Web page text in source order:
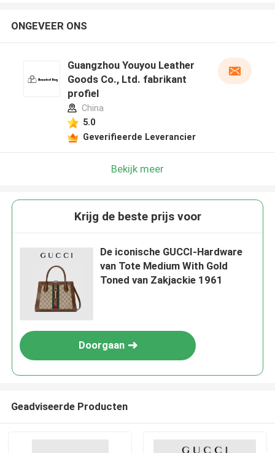
ONGEVEER ONS
Guangzhou Youyou Leather
Goods Co., Ltd. fabrikant
profiel
China
5.0
Geverifieerde Leverancier
Bekijk meer
Krijg de beste prijs voor
De iconische GUCCI-Hardware
van Tote Medium With Gold
Toned van Zakjackie 1961
Doorgaan
Geadviseerde Producten